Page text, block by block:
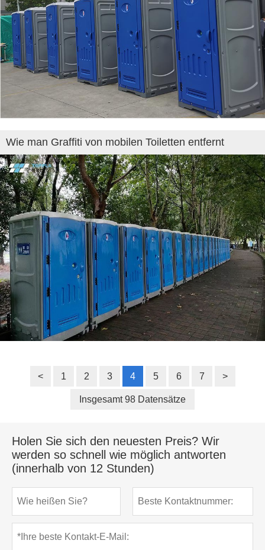
Wie man Graffiti von mobilen Toiletten entfernt
< 1 2 3 4 5 6 7 >
Insgesamt 98 Datensätze
Holen Sie sich den neuesten Preis? Wir
werden so schnell wie möglich antworten
(innerhalb von 12 Stunden)